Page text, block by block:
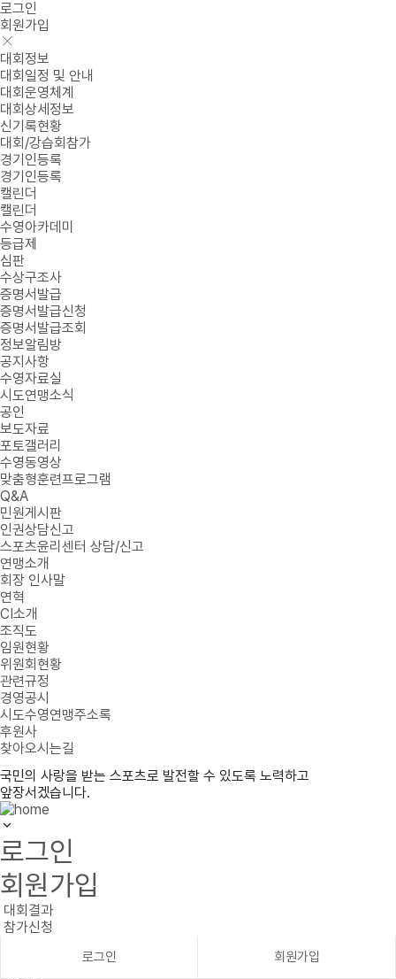
로그인
회원가입
대회정보
대회일정 및 안내
대회운영체계
대회상세정보
신기록현황
대회/강습회참가
경기인등록
경기인등록
캘린더
캘린더
수영아카데미
등급제
심판
수상구조사
증명서발급
증명서발급신청
증명서발급조회
정보알림방
공지사항
수영자료실
시도연맹소식
공인
보도자료
포토갤러리
수영동영상
맞춤형훈련프로그램
Q&A
민원게시판
인권상담신고
스포츠윤리센터 상담/신고
연맹소개
회장 인사말
연혁
CI소개
조직도
임원현황
위원회현황
관련규정
경영공시
시도수영연맹주소록
후원사
찾아오시는길
국민의 사랑을 받는 스포츠로 발전할 수 있도록 노력하고
앞장서겠습니다.
로그인
회원가입
대회결과
참가신청
로그인 회원가입